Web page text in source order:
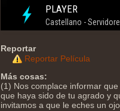
Reportar
Reportar Película
Más cosas:
(1) Nos complace informar
que haya sido de tu agrado y
invitamos a que le eches un